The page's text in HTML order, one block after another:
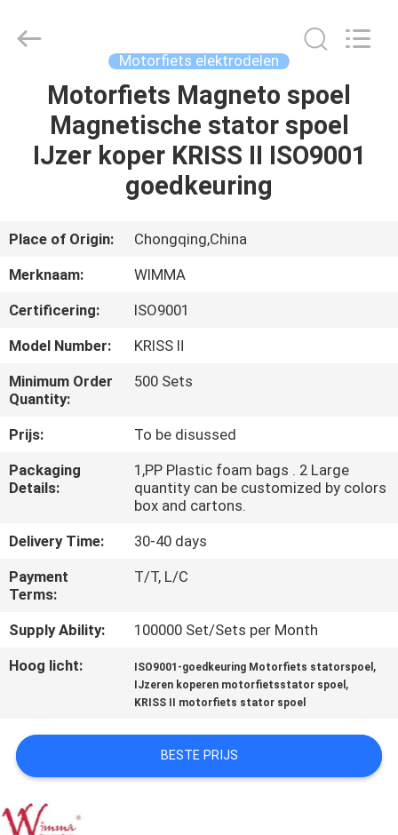
THUIS
PRODUCTEN
OVER
FABRIEKSTOCHT
KWALITEITSCONTROLE
NIEUWS
EEN
OFFERTE
SITEMAP
PRIVACYBELEID
Spare
Parts
Motorfiets elektrodelen
Motorfiets Magneto spoel
Magnetische stator spoel
IJzer koper KRISS II ISO9001
goedkeuring
Place of Origin:
Chongqing,China
Merknaam:
WIMMA
Certificering:
ISO9001
Model Number:
KRISS Ⅱ
Minimum Order
Quantity:
500 Sets
Prijs:
To be disussed
Packaging
Details:
1,PP Plastic foam bags . 2 Large
quantity can be customized by colors
box and cartons.
Delivery Time:
30-40 days
Payment
Terms:
T/T, L/C
Supply Ability:
100000 Set/Sets per Month
Hoog licht:
ISO9001-goedkeuring Motorfiets statorspoel ,
IJzeren koperen motorfietsstator spoel ,
KRISS II motorfiets stator spoel
BESTE PRIJS